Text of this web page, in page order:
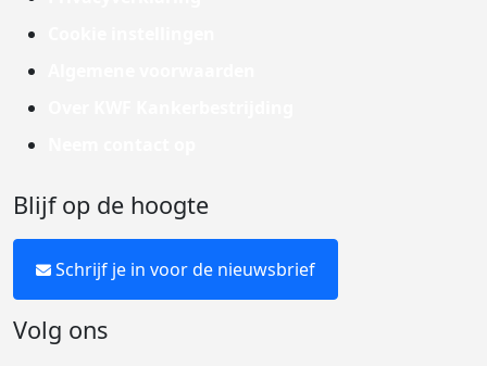
Blijf op de hoogte
Schrijf je in voor de nieuwsbrief
Volg ons